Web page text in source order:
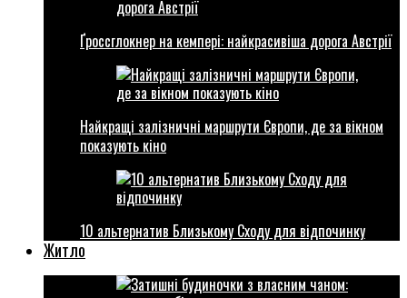
Ґроссглокнер на кемпері: найкрасивіша дорога Австрії
Найкращі залізничні маршрути Європи, де за вікном
показують кіно
10 альтернатив Близькому Сходу для відпочинку
Житло